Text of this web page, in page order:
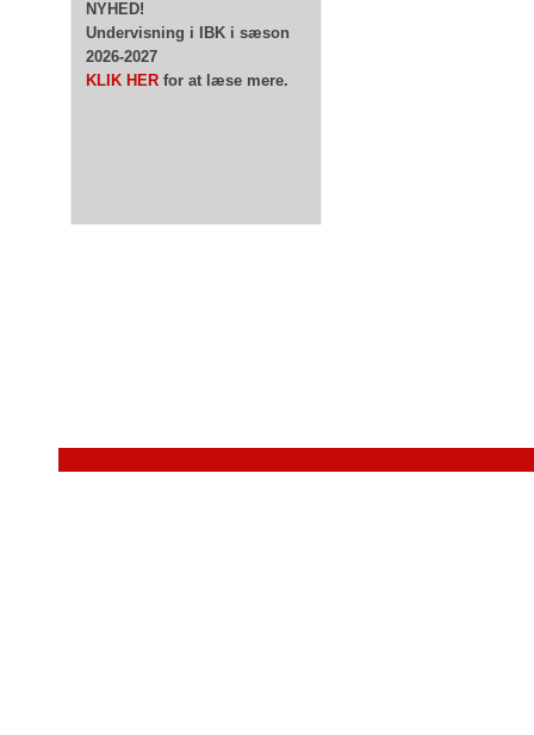
NYHED!
Undervisning i IBK i sæson
2026-2027
KLIK HER for at læse mere.